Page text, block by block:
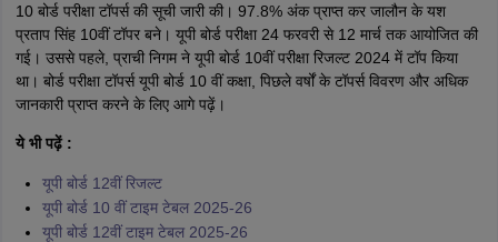
10 बोर्ड परीक्षा टॉपर्स की सूची जारी की। 97.8% अंक प्राप्त कर जालौन के यश
प्रताप सिंह 10वीं टॉपर बने। यूपी बोर्ड परीक्षा 24 फरवरी से 12 मार्च तक आयोजित की
गई। उससे पहले, प्राची निगम ने यूपी बोर्ड 10वीं परीक्षा रिजल्ट 2024 में टॉप किया
था। बोर्ड परीक्षा टॉपर्स यूपी बोर्ड 10 वीं कक्षा, पिछले वर्षों के टॉपर्स विवरण और अधिक
जानकारी प्राप्त करने के लिए आगे पढ़ें।
ये भी पढ़ें :
यूपी बोर्ड 12वीं रिजल्ट
यूपी बोर्ड 10 वीं टाइम टेबल 2025-26
यूपी बोर्ड 12वीं टाइम टेबल 2025-26